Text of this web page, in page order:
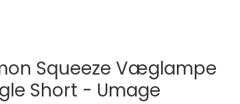
Squeeze Væglampe
Short - Umage